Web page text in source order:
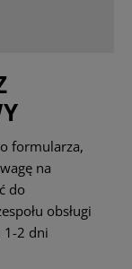
formularza,
na
do
obsługi
1-2 dni